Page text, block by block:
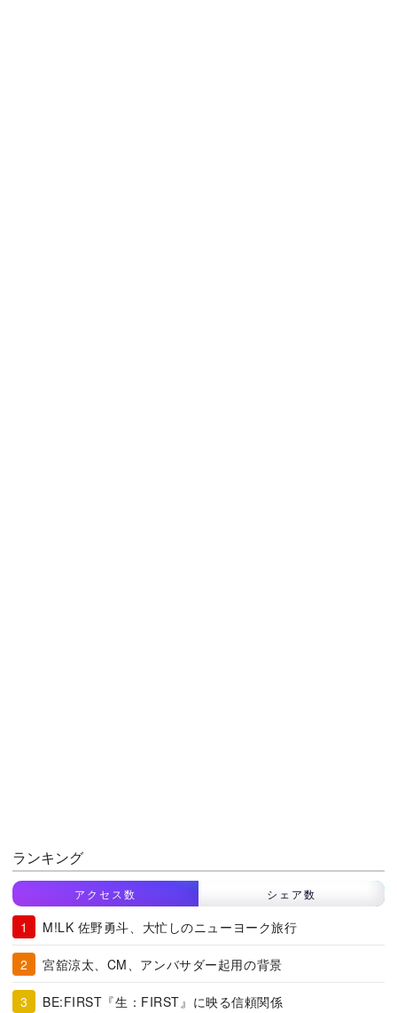
ランキング
アクセス数 シェア数
M!LK 佐野勇斗、大忙しのニューヨーク旅行
宮舘涼太、CM、アンバサダー起用の背景
BE:FIRST『生：FIRST』に映る信頼関係